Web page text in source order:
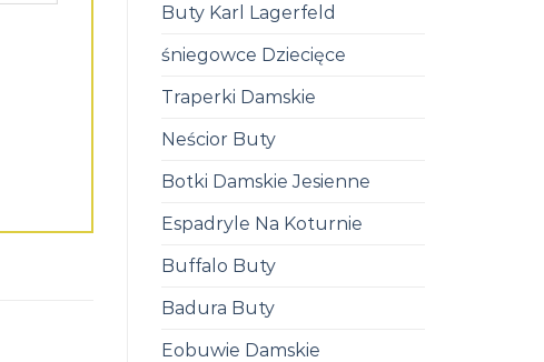
Buty Karl Lagerfeld
śniegowce Dziecięce
Traperki Damskie
Neścior Buty
Botki Damskie Jesienne
Espadryle Na Koturnie
Buffalo Buty
Badura Buty
Eobuwie Damskie